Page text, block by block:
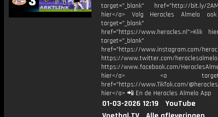
target="_blank" href="http://bit.ly/
hier</a> Volg Heracles Almelo
target="_blank"
href="https://www.heracles.nl">Klik
target="_blank"
href="https://www.instagram.com/
https://www.twitter.com/heraclesalmelo
https://www.facebook.com/
hier</a> <a
href="https://www.TikTok.com/
hier</a> 📲 En de Heracles Almelo App
01-03-2026 12:19
YouTube